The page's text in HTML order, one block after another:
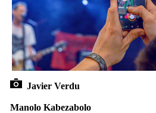
Javier Verdu
Manolo Kabezabolo